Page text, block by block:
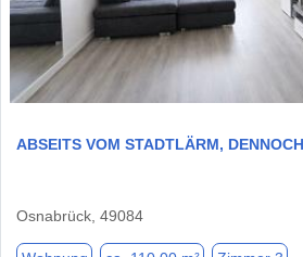
ABSEITS VOM STADTLÄRM,
Osnabrück, 49084